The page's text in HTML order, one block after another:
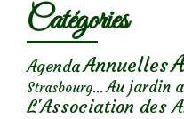
Catégories
AgendaAnnuelles
Strasbourg... Au jardin
L'Association des